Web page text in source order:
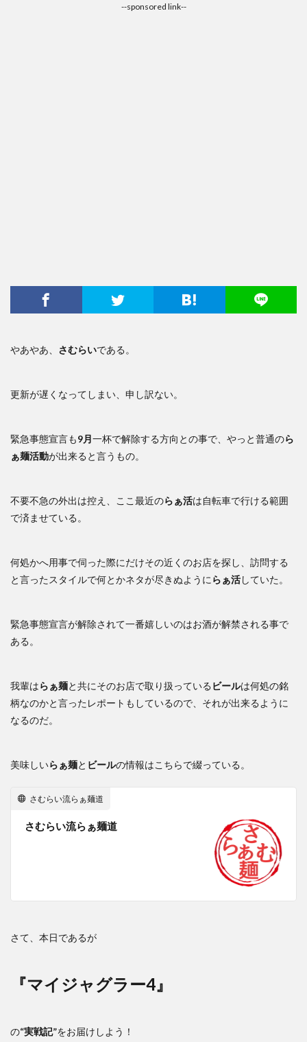
--sponsored link--
やあやあ、 さむらいである。
更新が遅くなってしまい、申し訳ない。
緊急事態宣言も9月一杯で解除する方向との事で、やっと普通のら
ぁ麺活動が出来ると言うもの。
不要不急の外出は控え、ここ最近のらぁ活は自転車で行ける範囲
で済ませている。
何処かへ用事で伺った際にだけその近くのお店を探し、訪問する
と言ったスタイルで何とかネタが尽きぬように らぁ活していた。
緊急事態宣言が解除されて一番嬉しいのはお酒が解禁される事で
ある。
我輩はらぁ麺と共にそのお店で取り扱っている ビールは何処の銘
柄なのかと言ったレポートもしているので、それが出来るように
なるのだ。
美味しいらぁ麺と ビールの情報はこちらで綴っている。
さむらい流らぁ麺道
さむらい流らぁ麺道
さて、本日であるが
『マイジャグラー4』
の“実戦記”をお届けしよう！